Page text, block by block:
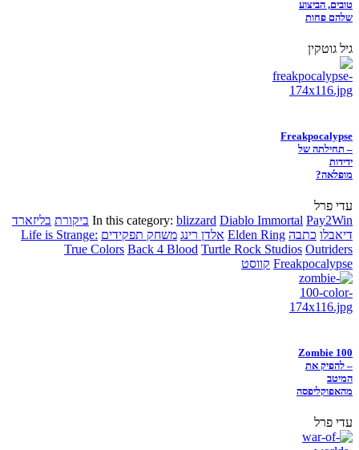
טובים, הביצוע
שלהם פחות
גיל גוטקין
Freakpocalypse
– תחילתה של
ידידות
מופלאה?
עדי פרל
In this category: blizzard Diablo Immortal Pay2Win ביקורת בליזארד
דיאבלו כתבה Elden Ring אלדן רינג משחק תפקידים Life is Strange:
True Colors Back 4 Blood Turtle Rock Studios Outriders
Freakpocalypse קווסט
Zombie 100
– להפיק את
המיטב
מהאפוקליפסה
עדי פרל